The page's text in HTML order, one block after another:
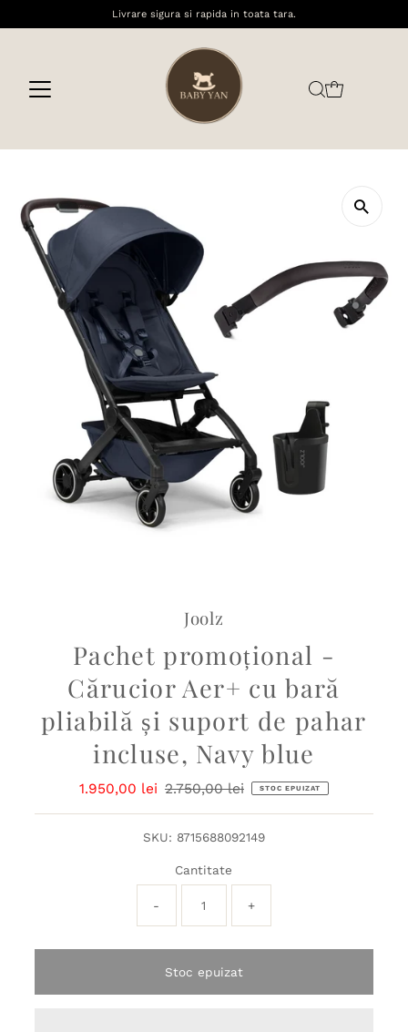
Livrare sigura si rapida in toata tara.
Joolz
Pachet promoțional -
Cărucior Aer+ cu bară
pliabilă și suport de pahar
incluse, Navy blue
Preț
1.950,00 lei Preț
2.750,00 lei STOC EPUIZAT
SKU: 8715688092149
Cantitate
- +
Stoc epuizat